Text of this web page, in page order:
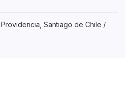
Santiago de Chile /